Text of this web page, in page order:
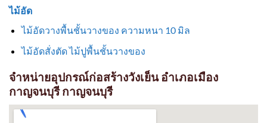
ไม้อัด
ไม้อัดวางพื้นชั้นวางของ ความหนา 10 มิล
ไม้อัดสั่งตัด ไม้ปูพื้นชั้นวางของ
จำหน่ายอุปกรณ์ก่อสร้างวังเย็น อำเภอเมือง
กาญจนบุรี กาญจนบุรี